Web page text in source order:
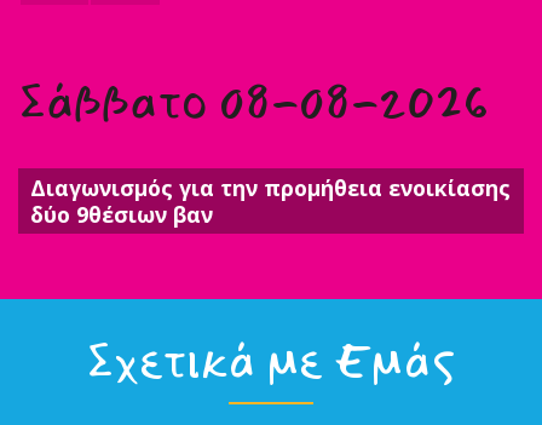
Σάββατο 08-08-2026
Διαγωνισμός για την προμήθεια ενοικίασης
δύο 9θέσιων βαν
Σχετικά με Εμάς